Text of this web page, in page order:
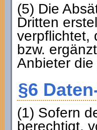
(5) Die
Dritten
verpflichtet,
bzw.
Anbieter
§6
(1) Sofern
berechtigt,